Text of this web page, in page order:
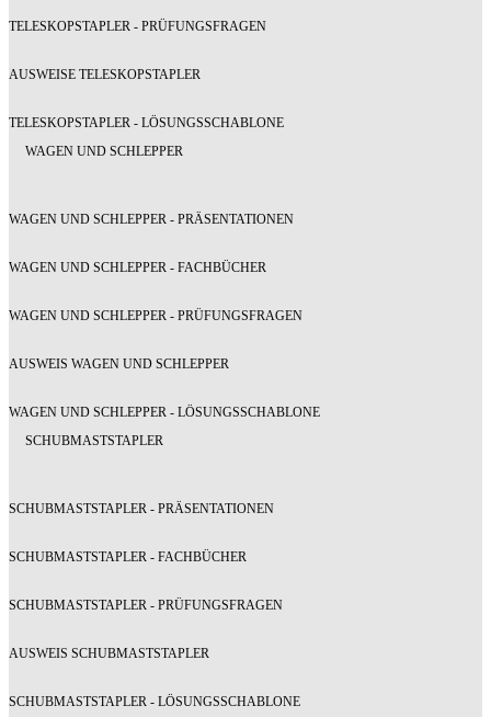
TELESKOPSTAPLER - PRÜFUNGSFRAGEN
AUSWEISE TELESKOPSTAPLER
TELESKOPSTAPLER - LÖSUNGSSCHABLONE
WAGEN UND SCHLEPPER
WAGEN UND SCHLEPPER - PRÄSENTATIONEN
WAGEN UND SCHLEPPER - FACHBÜCHER
WAGEN UND SCHLEPPER - PRÜFUNGSFRAGEN
AUSWEIS WAGEN UND SCHLEPPER
WAGEN UND SCHLEPPER - LÖSUNGSSCHABLONE
SCHUBMASTSTAPLER
SCHUBMASTSTAPLER - PRÄSENTATIONEN
SCHUBMASTSTAPLER - FACHBÜCHER
SCHUBMASTSTAPLER - PRÜFUNGSFRAGEN
AUSWEIS SCHUBMASTSTAPLER
SCHUBMASTSTAPLER - LÖSUNGSSCHABLONE